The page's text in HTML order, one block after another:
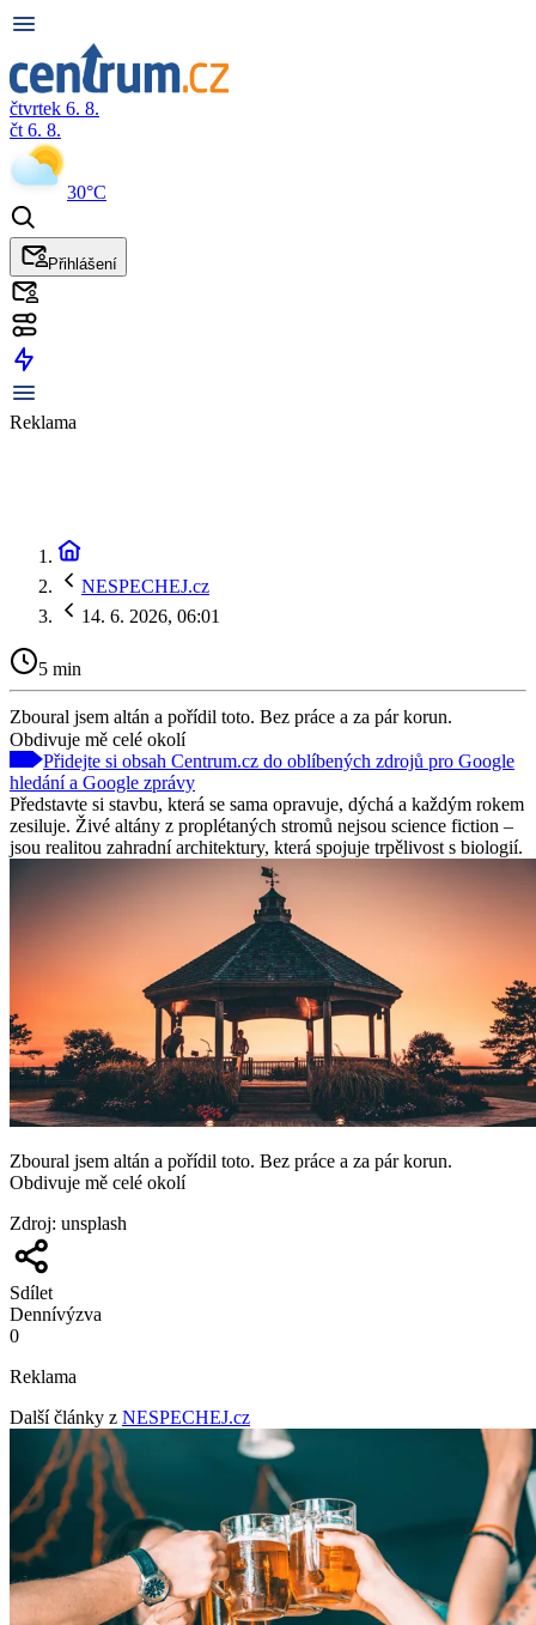
čtvrtek 6. 8.
čt 6. 8.
30°C
Přihlášení
Reklama
NESPECHEJ.cz
14. 6. 2026, 06:01
5 min
Zboural jsem altán a pořídil toto. Bez práce a za pár korun.
Obdivuje mě celé okolí
Přidejte si obsah Centrum.cz do oblíbených zdrojů pro Google
hledání a Google zprávy
Představte si stavbu, která se sama opravuje, dýchá a každým rokem
zesiluje. Živé altány z proplétaných stromů nejsou science fiction –
jsou realitou zahradní architektury, která spojuje trpělivost s biologií.
Zboural jsem altán a pořídil toto. Bez práce a za pár korun.
Obdivuje mě celé okolí
Zdroj: unsplash
Sdílet
Dennívýzva
0
Reklama
Další články z NESPECHEJ.cz